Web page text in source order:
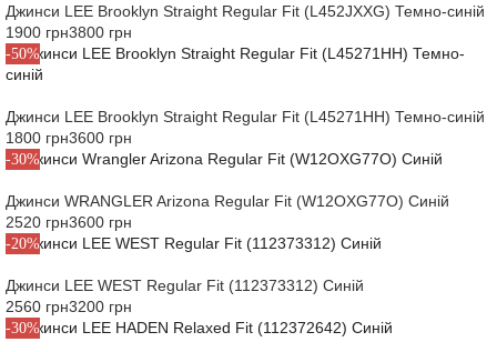
Джинси LEE Brooklyn Straight Regular Fit (L452JXXG) Темно-синій
1900 грн3800 грн
-50%
Джинси LEE Brooklyn Straight Regular Fit (L45271HH) Темно-синій
1800 грн3600 грн
-30%
Джинси WRANGLER Arizona Regular Fit (W12OXG77O) Синій
2520 грн3600 грн
-20%
Джинси LEE WEST Regular Fit (112373312) Синій
2560 грн3200 грн
-30%